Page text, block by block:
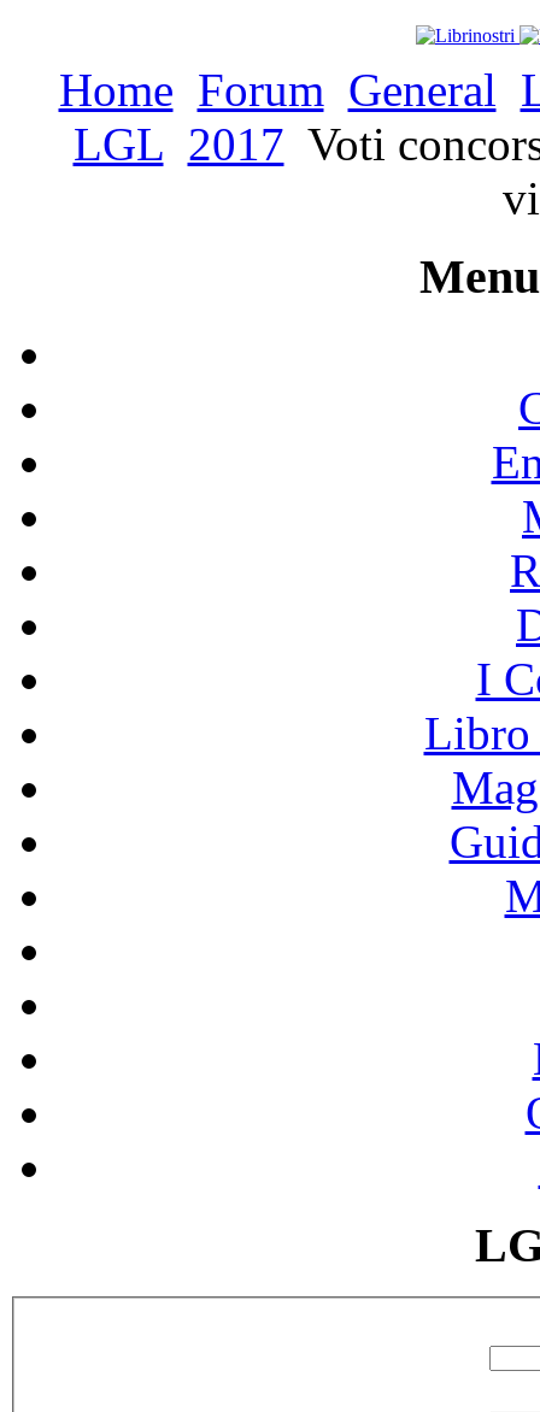
Home Forum General
LGL 2017 Voti
I
Libro